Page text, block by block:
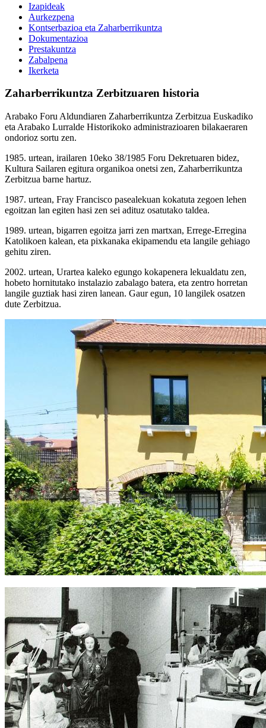
Izapideak
Aurkezpena
Kontserbazioa eta Zaharberrikuntza
Dokumentazioa
Prestakuntza
Zabalpena
Ikerketa
Zaharberrikuntza Zerbitzuaren historia
Arabako Foru Aldundiaren Zaharberrikuntza Zerbitzua Euskadiko
eta Arabako Lurralde Historikoko administrazioaren bilakaeraren
ondorioz sortu zen.
1985. urtean, irailaren 10eko 38/1985 Foru Dekretuaren bidez,
Kultura Sailaren egitura organikoa onetsi zen, Zaharberrikuntza
Zerbitzua barne hartuz.
1987. urtean, Fray Francisco pasealekuan kokatuta zegoen lehen
egoitzan lan egiten hasi zen sei adituz osatutako taldea.
1989. urtean, bigarren egoitza jarri zen martxan, Errege-Erregina
Katolikoen kalean, eta pixkanaka ekipamendu eta langile gehiago
gehitu ziren.
2002. urtean, Urartea kaleko egungo kokapenera lekualdatu zen,
hobeto hornitutako instalazio zabalago batera, eta zentro horretan
langile guztiak hasi ziren lanean. Gaur egun, 10 langilek osatzen
dute Zerbitzua.